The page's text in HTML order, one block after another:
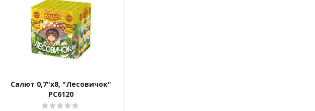
Салют 0,7"х8, "Лесовичок"
РС6120